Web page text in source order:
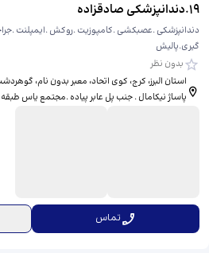
19
.دندانپزشکی صادقزاده
دندانپزشکی .عصبکشی .کامپوزیت .روکش .ایمپلنت
گیری.پالیش
بدون نظر
پاساژ نیکامال . جنب پل عابر پیاده .مجتمع یاس طبقه ۴
تماس